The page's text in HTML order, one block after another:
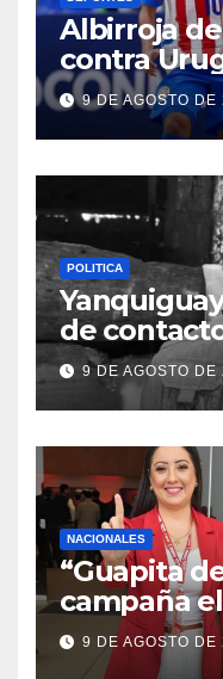
Albirroja
contra
América
9 DE AGOSTO DE
POLITICA
de
aislados
9 DE AGOSTO DE
NACIONALES
“Guapita
campaña
contrató y
su
9 DE AGOSTO DE